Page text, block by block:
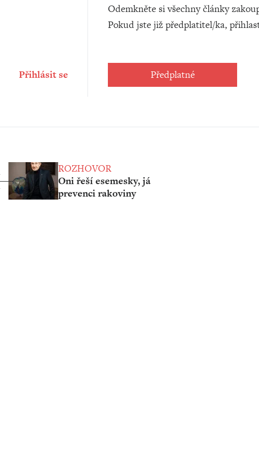
Odemkněte si všechny články
Pokud jste již předplatitel/ka,
Předplatné
Přihlásit se
ROZHOVOR
Oni řeší esemesky, já
prevenci rakoviny